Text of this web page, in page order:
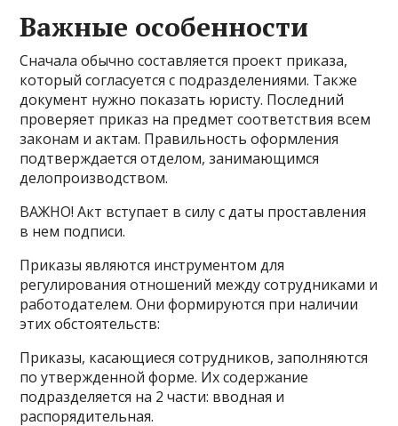
Важные особенности
Сначала обычно составляется проект приказа,
который согласуется с подразделениями. Также
документ нужно показать юристу. Последний
проверяет приказ на предмет соответствия всем
законам и актам. Правильность оформления
подтверждается отделом, занимающимся
делопроизводством.
ВАЖНО! Акт вступает в силу с даты проставления
в нем подписи.
Приказы являются инструментом для
регулирования отношений между сотрудниками и
работодателем. Они формируются при наличии
этих обстоятельств:
Приказы, касающиеся сотрудников, заполняются
по утвержденной форме. Их содержание
подразделяется на 2 части: вводная и
распорядительная.